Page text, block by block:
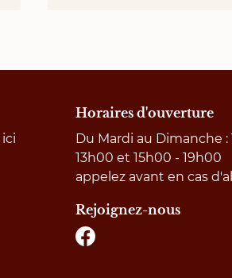
ici
Horaires d'ouverture
Du Mardi au Dimanche :
13h00 et 15h00 - 19h00
appelez avant en cas
Rejoignez-nous